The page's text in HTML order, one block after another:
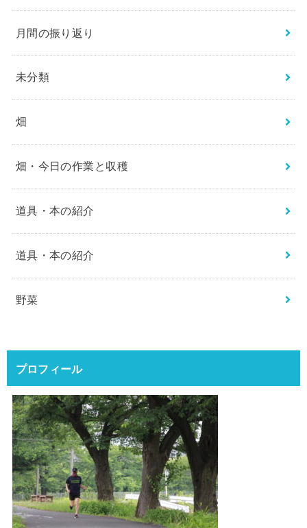
月間の振り返り
未分類
畑
畑・今日の作業と収穫
道具・本の紹介
道具・本の紹介
野菜
プロフィール